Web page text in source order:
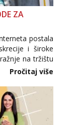
ZA
postala
i široke
na tržištu
nepouzdane
podrijetla. ...
Pročitaj više